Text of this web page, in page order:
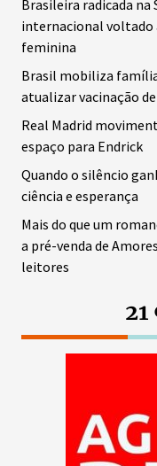
Brasileira radicada
internacional
feminina
Brasil mobiliza
atualizar vacinação
Real Madrid
espaço para Endrick
Quando o silêncio
ciência e esperança
Mais do que um
a pré-venda de
leitores
21